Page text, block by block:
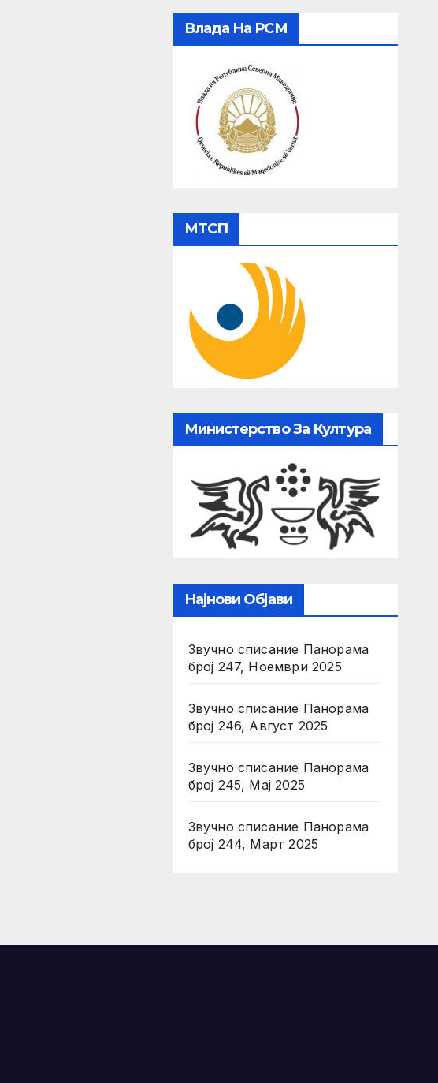
Влада На РСМ
МТСП
Министерство За Култура
Најнови Објави
Звучно списание Панорама
број 247, Ноември 2025
Звучно списание Панорама
број 246, Август 2025
Звучно списание Панорама
број 245, Мај 2025
Звучно списание Панорама
број 244, Март 2025